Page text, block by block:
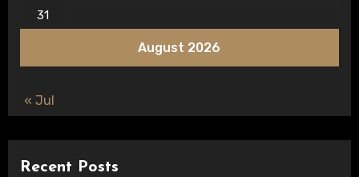
August 2026
31
« Jul
Recent Posts